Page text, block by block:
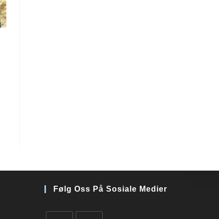
Følg Oss På Sosiale Medier